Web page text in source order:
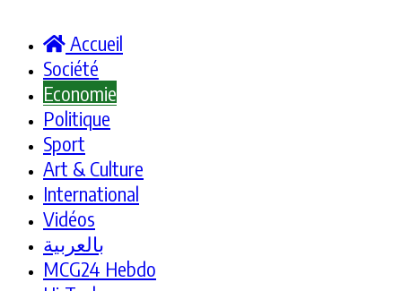
Accueil
Société
Economie
Politique
Sport
Art & Culture
International
Vidéos
بالعربية
MCG24 Hebdo